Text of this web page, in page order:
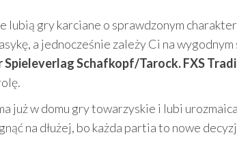
gry karciane o sprawdzonym
a jednocześnie zależy Ci na
Spieleverlag Schafkopf/Tarock. FXS
już w domu gry towarzyskie i lubi
na dłużej, bo każda partia to nowe